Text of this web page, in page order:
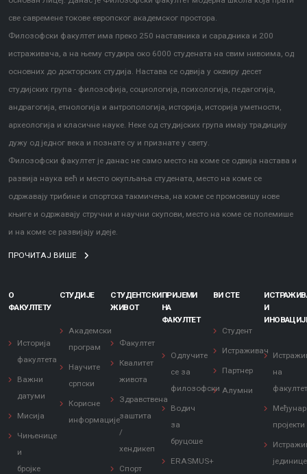
све савремене токове европског академског простора.
Филозофски факултет има преко 250 наставника и сарадника и 200
истраживача, а на њему студира око 6000 студената на свим нивоима, од
основних до докторских студија. Настава се одвија у оквиру десет
студијских група - филозофија, социологија, психологија, педагогија,
андрагогија, етнологија и антропологија, историја, историја уметности,
археологија и класичне науке. Неке од студијских група имају традицију
дужу од једног века и познате су и признате у свету.
Филозофски факултет је данас не само место на коме се одвија настава и
развија наука већ и место окупљања студената, место на коме се
одржавају трибине и спортска такмичења, на коме се промовишу нове
књиге и одржавају стручни и научни скупови, место на коме се полемише
и на коме се развијају идеје.
ПРОЧИТАЈ ВИШЕ
О
ФАКУЛТЕТУ
Историја
факултета
Важни
датуми
Мисија
Чињенице
и
бројке
СТУДИЈЕ
Академски
програм
Научите
српски
Корисне
информације
СТУДЕНТСКИ
ЖИВОТ
Факултет
Квалитет
живота
Здравствена
заштита
/
хендикеп
Спорт
ПРИЈЕМИ
НА
ФАКУЛТЕТ
Одлучите
се за
филозофски
Водич
за
бруцоше
ERASMUS+
ВИ СТЕ
Студент
Истраживач
Партнер
Алумни
И
на
пројекти
јединице